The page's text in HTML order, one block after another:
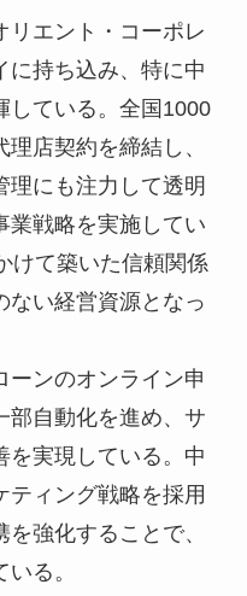
エント・コーポレ
に持ち込み、特に中
している。全国1000
店契約を締結し、
理にも注力して透明
業戦略を実施してい
けて築いた信頼関係
ない経営資源となっ
ンのオンライン申
部自動化を進め、サ
を実現している。中
ティング戦略を採用
強化することで、
る。